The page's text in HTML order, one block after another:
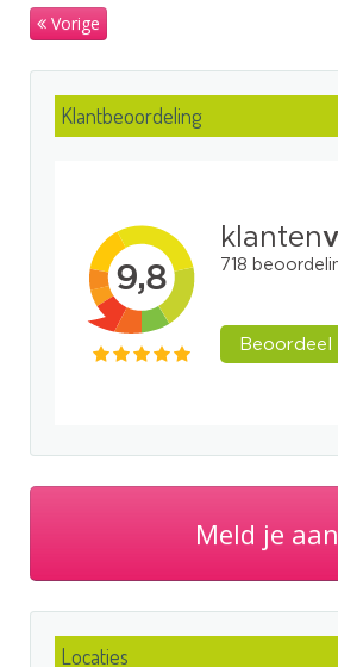
Vorige
Klantbeoordeling
Meld je aan
Locaties